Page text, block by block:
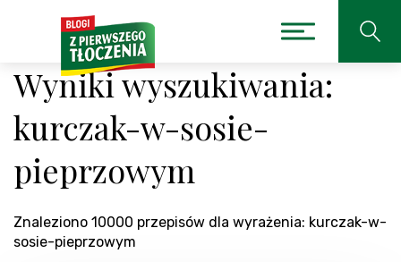
Wyniki wyszukiwania:
kurczak-w-sosie-
pieprzowym
Znaleziono 10000 przepisów dla wyrażenia: kurczak-w-
sosie-pieprzowym